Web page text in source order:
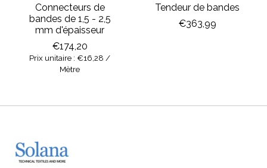
Connecteurs de
bandes de 1,5 - 2,5
mm d'épaisseur
€174,20
Prix unitaire : €16,28 /
Mètre
Tendeur de bandes
€363,99